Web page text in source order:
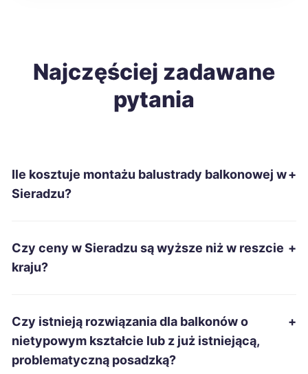
Starachowice 212 zł
Szczecinek 213 zł
Tomaszów Mazowiecki
Suwałki 215 zł
Najczęściej zadawane
pytania
Ile kosztuje montażu balustrady balkonowej w
Sieradzu?
+
Czy ceny w Sieradzu są wyższe niż w reszcie
kraju?
+
Czy istnieją rozwiązania dla balkonów o
nietypowym kształcie lub z już istniejącą,
problematyczną posadzką?
+